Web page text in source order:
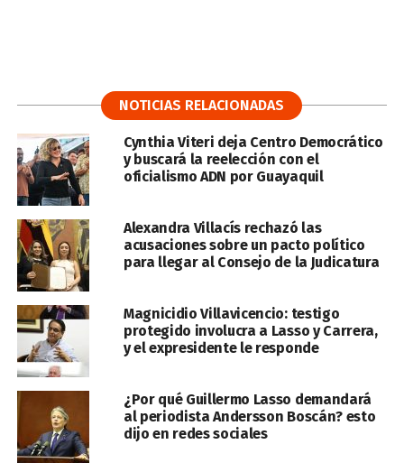
NOTICIAS RELACIONADAS
Cynthia Viteri deja Centro Democrático
y buscará la reelección con el
oficialismo ADN por Guayaquil
Alexandra Villacís rechazó las
acusaciones sobre un pacto político
para llegar al Consejo de la Judicatura
Magnicidio Villavicencio: testigo
protegido involucra a Lasso y Carrera,
y el expresidente le responde
¿Por qué Guillermo Lasso demandará
al periodista Andersson Boscán? esto
dijo en redes sociales